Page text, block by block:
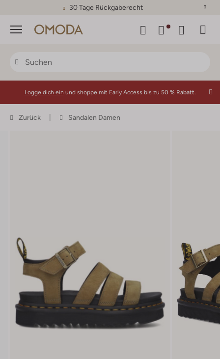
30 Tage Rückgaberecht
Menü
Logge dich ein und shoppe mit Early Access bis zu 50 % Rabatt.
Zurück Sandalen Damen